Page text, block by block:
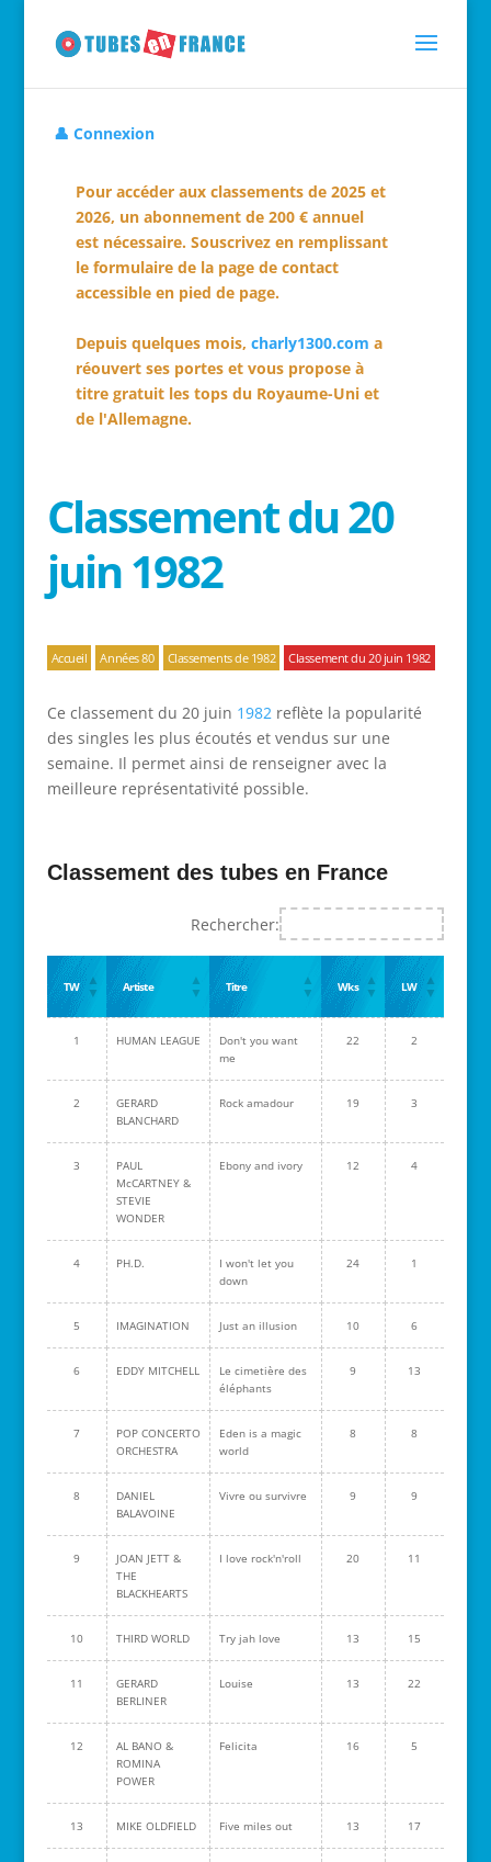
👤 Connexion
Pour accéder aux classements de 2025 et
2026, un abonnement de 200 € annuel
est nécessaire. Souscrivez en remplissant
le formulaire de la page de contact
accessible en pied de page.
Depuis quelques mois, charly1300.com a
réouvert ses portes et vous propose à
titre gratuit les tops du Royaume-Uni et
de l'Allemagne.
Classement du 20
juin 1982
Accueil Années 80 Classements de 1982 Classement du 20 juin 1982
Ce classement du 20 juin 1982reflète la popularité
des singles les plus écoutés et vendus sur une
semaine. Il permet ainsi de renseigner avec la
meilleure représentativité possible.
Classement des tubes en France
Rechercher:
TW Artiste Titre Wks LW
1 HUMAN LEAGUE
Don't you want
me
22 2
2
GERARD
BLANCHARD
Rock amadour 19 3
3
PAUL
McCARTNEY &
STEVIE
WONDER
Ebony and ivory 12 4
4 PH.D.
I won't let you
down
24 1
5 IMAGINATION Just an illusion 10 6
6 EDDY MITCHELL
Le cimetière des
éléphants
9 13
7
POP CONCERTO
ORCHESTRA
Eden is a magic
world
8 8
8
DANIEL
BALAVOINE
Vivre ou survivre 9 9
9
JOAN JETT &
THE
BLACKHEARTS
I love rock'n'roll 20 11
10 THIRD WORLD Try jah love 13 15
11
GERARD
BERLINER
Louise 13 22
12
AL BANO &
ROMINA
POWER
Felicita 16 5
13 MIKE OLDFIELD Five miles out 13 17